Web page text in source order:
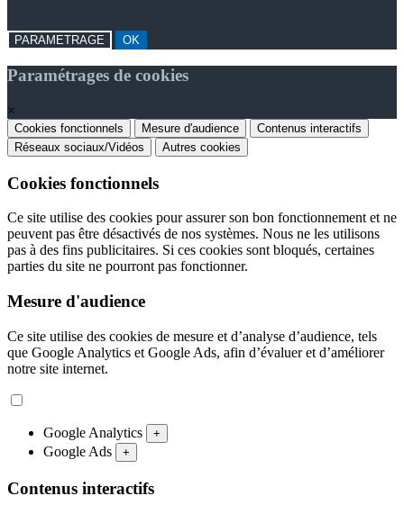
PARAMETRAGE OK
Paramétrages de cookies
×
Cookies fonctionnels Mesure d'audience
Contenus interactifs
Réseaux sociaux/Vidéos
Autres cookies
Cookies fonctionnels
Ce site utilise des cookies pour assurer son bon fonctionnement et ne
peuvent pas être désactivés de nos systèmes. Nous ne les utilisons
pas à des fins publicitaires. Si ces cookies sont bloqués, certaines
parties du site ne pourront pas fonctionner.
Mesure d'audience
Ce site utilise des cookies de mesure et d’analyse d’audience, tels
que Google Analytics et Google Ads, afin d’évaluer et d’améliorer
notre site internet.
Google Analytics +
Google Ads +
Contenus interactifs